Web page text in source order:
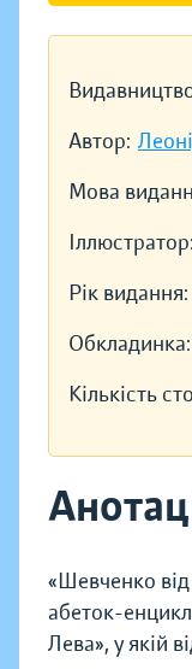
Автор:
Мова
Іллюстратор:
Рік видання:
Обкладинка:
Кількість
«Шевченко
абеток-
Лева», у якій